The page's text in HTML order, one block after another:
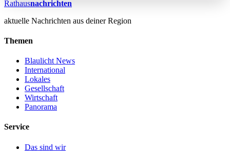
Rathausnachrichten
aktuelle Nachrichten aus deiner Region
Themen
Blaulicht News
International
Lokales
Gesellschaft
Wirtschaft
Panorama
Service
Das sind wir